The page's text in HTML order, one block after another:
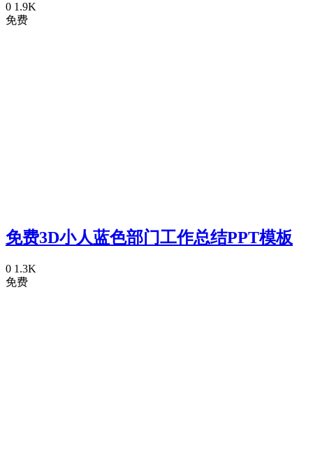
0 1.9K
免费
免费3D小人蓝色部门工作总结PPT模板
0 1.3K
免费